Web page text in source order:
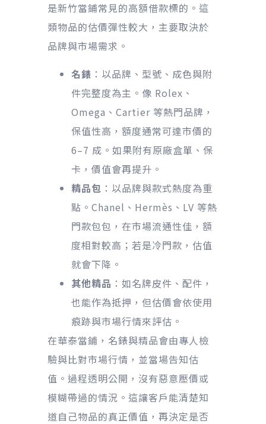
是新竹當鋪常見的高額借款標的。這
類物品的估價彈性較大，主要取決於
品牌與市場需求。
名錶 ：以品牌、型號、成色與附
件完整度為主。像 Rolex、
Omega、Cartier 等熱門品牌，
保值性高，額度通常可達市價的
6–7 成。如果附有原廠盒單、保
卡，價值會再提升。
精品包 ：以品牌與款式熱度為重
點。Chanel、Hermès、LV 等熱
門款包包，在市場流通性佳，額
度相對較高；若是冷門款，估值
就會下降。
其他精品 ：如名牌皮件、配件，
也能作為抵押，但估價會依使用
痕跡與市場行情來評估。
在華泰當鋪，名錶與精品會由專人檢
驗與比對市場行情，並當場告知估
值。過程透明公開，沒有惡意壓價或
模糊帶過的情況。這讓客戶能清楚知
道自己物品的真正價值，再決定是否